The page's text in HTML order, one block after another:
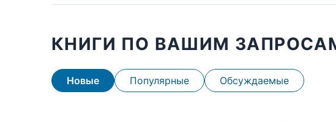
КНИГИ ПО ВАШИМ
Новые Популярные Обсуждаемые